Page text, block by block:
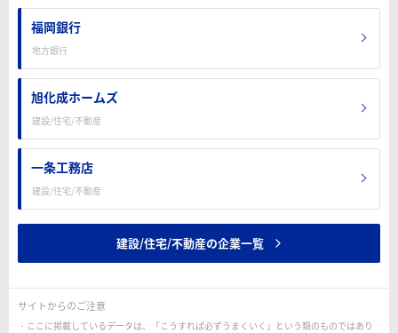
福岡銀行
地方銀行
旭化成ホームズ
建設/住宅/不動産
一条工務店
建設/住宅/不動産
建設/住宅/不動産の企業一覧
サイトからのご注意
ここに掲載しているデータは、「こうすれば必ずうまくいく」という類のものではあり